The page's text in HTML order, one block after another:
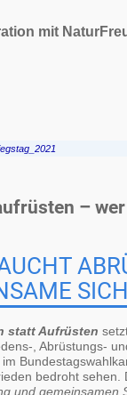
mit
–
statt Aufrüsten
, Abrüstungs-
bedroht sehen.
und gemeinsamen